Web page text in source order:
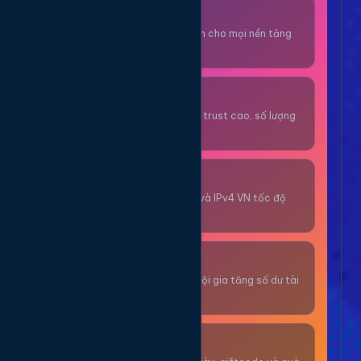
Nhận code xác minh cho mọi nền tảng
Tài khoản gmail cổ, trust cao, số lượng
Proxy dân cư xoay và IPv4 VN tốc độ
Thư giãn và có cơ hội gia tăng số dư tài